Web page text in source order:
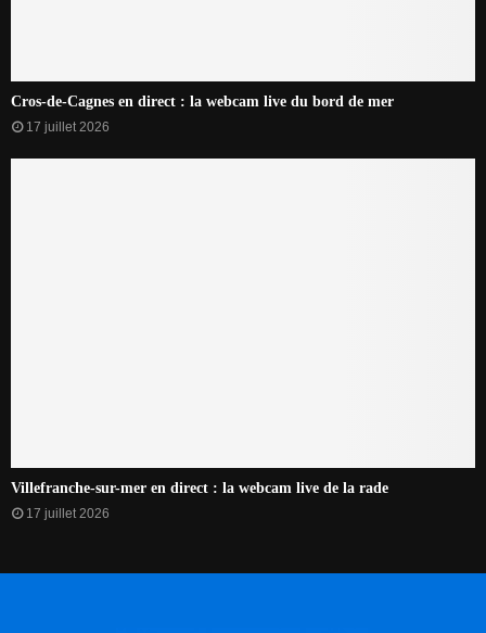
Cros-de-Cagnes en direct : la webcam live du bord de mer
17 juillet 2026
Villefranche-sur-mer en direct : la webcam live de la rade
17 juillet 2026